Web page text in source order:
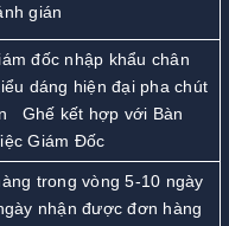
gián
đốc nhập khẩu chân
dáng hiện đại pha chút
Ghế kết hợp với Bàn
Giám Đốc
trong vòng 5-10 ngày
nhận được đơn hàng